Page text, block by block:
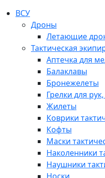
ВСУ
Дроны
Летающие
Тактическая
Аптечка для
Балаклавы
Бронежелеты
Грелки для
Жилеты
Коврики
Кофты
Маски
Наколенники
Наушники